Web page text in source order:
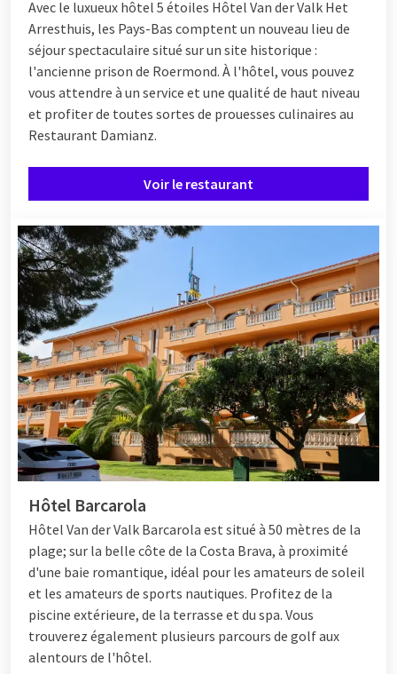
Avec le luxueux hôtel 5 étoiles Hôtel Van der Valk Het
Arresthuis, les Pays-Bas comptent un nouveau lieu de
séjour spectaculaire situé sur un site historique :
l'ancienne prison de Roermond. À l'hôtel, vous pouvez
vous attendre à un service et une qualité de haut niveau
et profiter de toutes sortes de prouesses culinaires au
Restaurant Damianz.
Voir le restaurant
Hôtel Barcarola
Hôtel Van der Valk Barcarola est situé à 50 mètres de la
plage; sur la belle côte de la Costa Brava, à proximité
d'une baie romantique, idéal pour les amateurs de soleil
et les amateurs de sports nautiques. Profitez de la
piscine extérieure, de la terrasse et du spa. Vous
trouverez également plusieurs parcours de golf aux
alentours de l'hôtel.